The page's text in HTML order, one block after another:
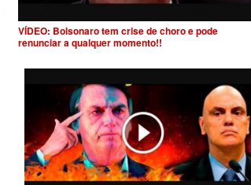
VÍDEO: Bolsonaro tem crise de choro e pode
renunciar a qualquer momento!!